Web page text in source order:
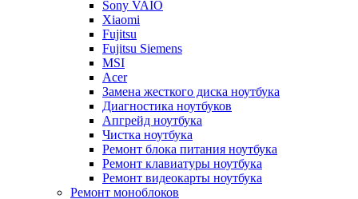
Sony VAIO
Xiaomi
Fujitsu
Fujitsu Siemens
MSI
Acer
Замена жесткого диска ноутбука
Диагностика ноутбуков
Апгрейд ноутбука
Чистка ноутбука
Ремонт блока питания ноутбука
Ремонт клавиатуры ноутбука
Ремонт видеокарты ноутбука
Ремонт моноблоков